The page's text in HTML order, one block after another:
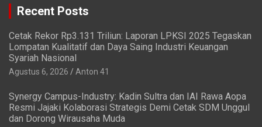
Recent Posts
Cetak Rekor Rp3.131 Triliun: Laporan LPKSI 2025 Tegaskan
Lompatan Kualitatif dan Daya Saing Industri Keuangan
Syariah Nasional
Agustus 6, 2026 Anton 41
Synergy Campus-Industry: Kadin Sultra dan IAI Rawa Aopa
Resmi Jajaki Kolaborasi Strategis Demi Cetak SDM Unggul
dan Dorong Wirausaha Muda